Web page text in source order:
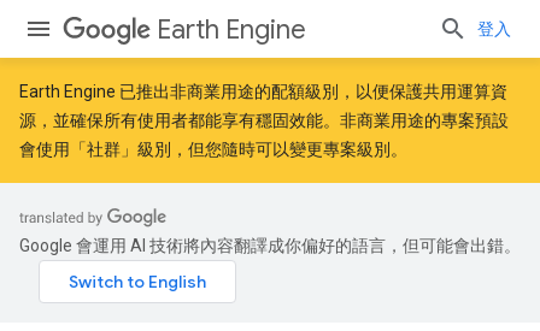
Earth Engine 登入
Earth Engine 已推出非商業用途的配額級別 ，以便保護共用運算資
源，並確保所有使用者都能享有穩固效能。非商業用途的專案預設
會使用「社群」級別，但您隨時可以變更專案級別。
Google 會運用 AI 技術將內容翻譯成你偏好的語言，但可能會出錯。